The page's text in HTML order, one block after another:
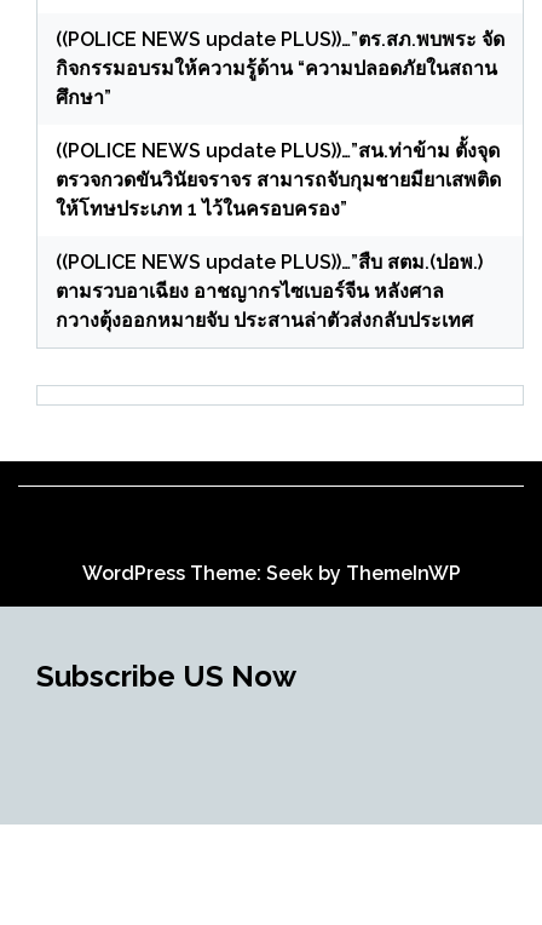
((POLICE NEWS update PLUS))…”ตร.สภ.พบพระ จัด
กิจกรรมอบรมให้ความรู้ด้าน “ความปลอดภัยในสถาน
ศึกษา”
((POLICE NEWS update PLUS))…”สน.ท่าข้าม ตั้งจุด
ตรวจกวดขันวินัยจราจร สามารถจับกุมชายมียาเสพติด
ให้โทษประเภท 1 ไว้ในครอบครอง”
((POLICE NEWS update PLUS))…”สืบ สตม.(ปอพ.)
ตามรวบอาเฉียง อาชญากรไซเบอร์จีน หลังศาล
กวางตุ้งออกหมายจับ ประสานล่าตัวส่งกลับประเทศ
WordPress Theme: Seek by ThemeInWP
Subscribe US Now